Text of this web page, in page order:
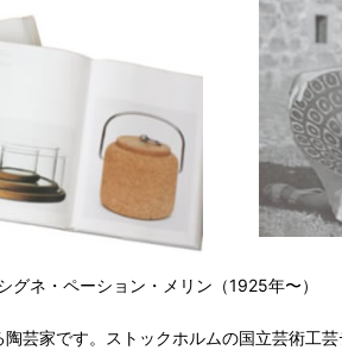
ネ・ペーション・メリン（1925年〜）
陶芸家です。ストックホルムの国立芸術工